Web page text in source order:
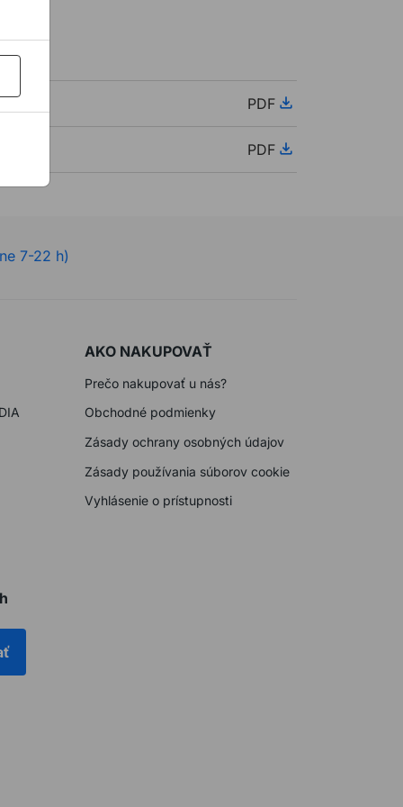
PDF
PDF
7-22 h)
AKO NAKUPOVAŤ
Prečo nakupovať u nás?
Obchodné podmienky
Zásady ochrany osobných údajov
Zásady používania súborov cookie
Vyhlásenie o prístupnosti